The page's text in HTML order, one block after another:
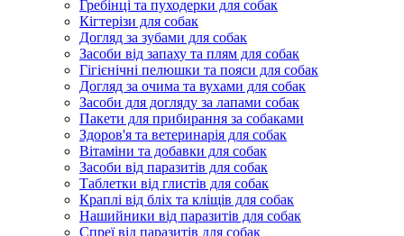
Гребінці та пуходерки для собак
Кігтерізи для собак
Догляд за зубами для собак
Засоби від запаху та плям для собак
Гігієнічні пелюшки та пояси для собак
Догляд за очима та вухами для собак
Засоби для догляду за лапами собак
Пакети для прибирання за собаками
Здоров'я та ветеринарія для собак
Вітаміни та добавки для собак
Засоби від паразитів для собак
Таблетки від глистів для собак
Краплі від бліх та кліщів для собак
Нашийники від паразитів для собак
Спреї від паразитів для собак